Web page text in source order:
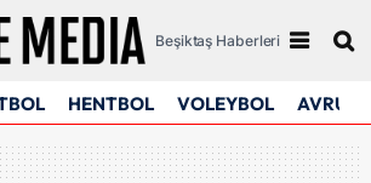
Beşiktaş Haberleri
HENTBOL VOLEYBOL